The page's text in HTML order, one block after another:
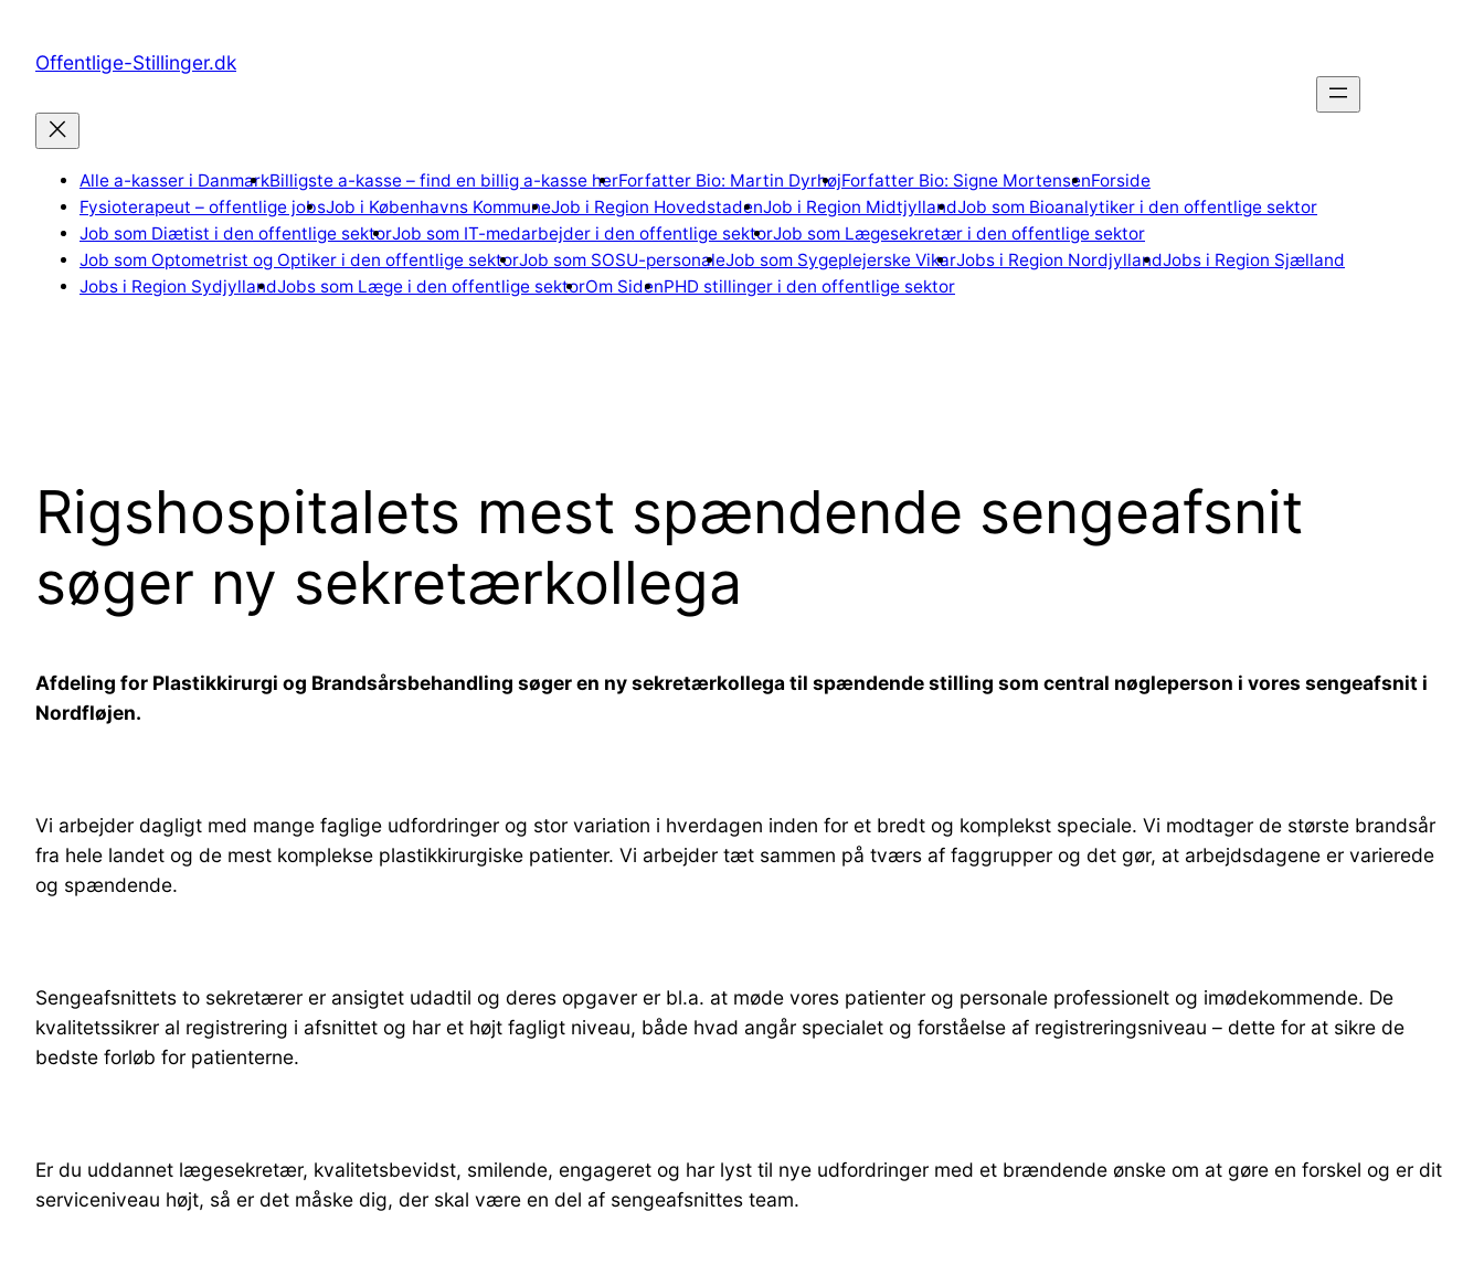
indholdOffentlige-Stillinger.dk
Alle a-kasser i DanmarkBilligste a-kasse – find en billig a-kasse herForfatter Bio: Martin DyrhøjForfatter Bio: Signe MortensenForside
Fysioterapeut – offentlige jobsJob i Københavns KommuneJob i Region HovedstadenJob i Region MidtjyllandJob som Bioanalytiker i den offentlige sektor
Job som Diætist i den offentlige sektorJob som IT-medarbejder i den offentlige sektorJob som Lægesekretær i den offentlige sektor
Job som Optometrist og Optiker i den offentlige sektorJob som SOSU-personaleJob som Sygeplejerske VikarJobs i Region NordjyllandJobs i Region Sjælland
Jobs i Region SydjyllandJobs som Læge i den offentlige sektorOm SidenPHD stillinger i den offentlige sektor
Rigshospitalets mest spændende sengeafsnit
søger ny sekretærkollega
Afdeling for Plastikkirurgi og Brandsårsbehandling søger en ny sekretærkollega til spændende stilling som central nøgleperson i vores sengeafsnit i
Nordfløjen.
Vi arbejder dagligt med mange faglige udfordringer og stor variation i hverdagen inden for et bredt og komplekst speciale. Vi modtager de største brandsår
fra hele landet og de mest komplekse plastikkirurgiske patienter. Vi arbejder tæt sammen på tværs af faggrupper og det gør, at arbejdsdagene er varierede
og spændende.
Sengeafsnittets to sekretærer er ansigtet udadtil og deres opgaver er bl.a. at møde vores patienter og personale professionelt og imødekommende. De
kvalitetssikrer al registrering i afsnittet og har et højt fagligt niveau, både hvad angår specialet og forståelse af registreringsniveau – dette for at sikre de
bedste forløb for patienterne.
Er du uddannet lægesekretær, kvalitetsbevidst, smilende, engageret og har lyst til nye udfordringer med et brændende ønske om at gøre en forskel og er dit
serviceniveau højt, så er det måske dig, der skal være en del af sengeafsnittes team.